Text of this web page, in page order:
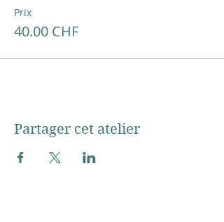
Prix
40.00 CHF
Partager cet atelier